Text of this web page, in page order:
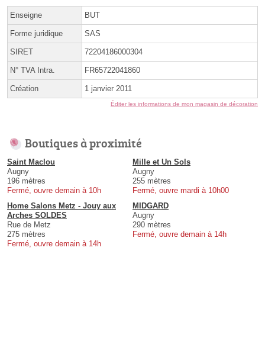
Enseigne BUT
Forme juridique SAS
SIRET 72204186000304
N° TVA Intra. FR65722041860
Création 1 janvier 2011
Éditer les informations de mon magasin de décoration
Boutiques à proximité
Saint Maclou
Augny
196 mètres
Fermé, ouvre demain à 10h
Mille et Un Sols
Augny
255 mètres
Fermé, ouvre mardi à 10h00
Home Salons Metz - Jouy aux
Arches SOLDES
Rue de Metz
275 mètres
Fermé, ouvre demain à 14h
MIDGARD
Augny
290 mètres
Fermé, ouvre demain à 14h